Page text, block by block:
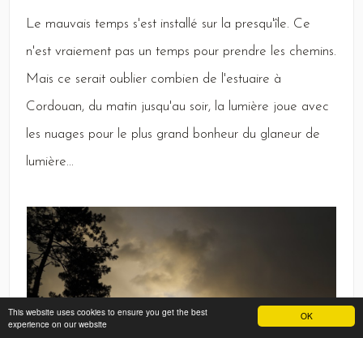
OK
This website uses cookies to ensure you get the best
experience on our website
Le mauvais temps s'est installé sur la presqu'île. Ce
n'est vraiement pas un temps pour prendre les chemins.
Mais ce serait oublier combien de l'estuaire à
Cordouan, du matin jusqu'au soir, la lumière joue avec
les nuages pour le plus grand bonheur du glaneur de
lumière...